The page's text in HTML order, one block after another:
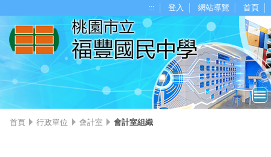
::: 登入 網站導覽 首頁
首頁 行政單位 會計室 會計室組織